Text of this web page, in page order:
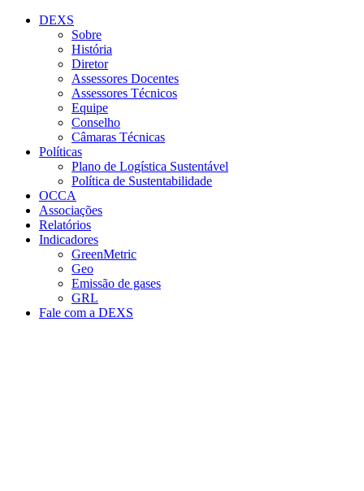
Conteúdo principal
DEXS
Sobre
História
Diretor
Assessores Docentes
Assessores Técnicos
Equipe
Conselho
Câmaras Técnicas
Políticas
Plano de Logística Sustentável
Política de Sustentabilidade
OCCA
Associações
Relatórios
Indicadores
GreenMetric
Geo
Emissão de gases
GRL
Fale com a DEXS